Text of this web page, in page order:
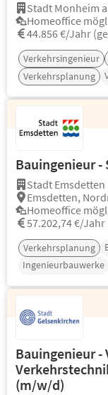
Stadt Monheim
Homeoffice
44.856 €/Jahr
Verkehrsingenieur
Verkehrsplanung
Bauingenieur
Stadt Emsdetten
Emsdetten,
Homeoffice
57.202,74 €/
Verkehrsplanung
Ingenieurbauwerke
Bauingenieur -
(m/w/d)